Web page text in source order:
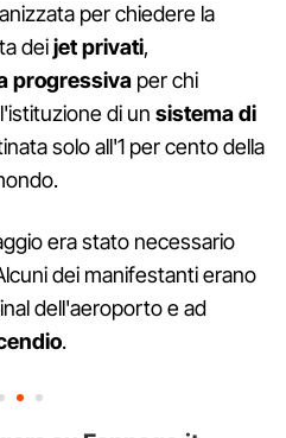
per chiedere la
deijet privati,
progressiva per chi
di un sistema di
solo all'1 per cento della
era stato necessario
dei manifestanti erano
dell'aeroporto e ad
.